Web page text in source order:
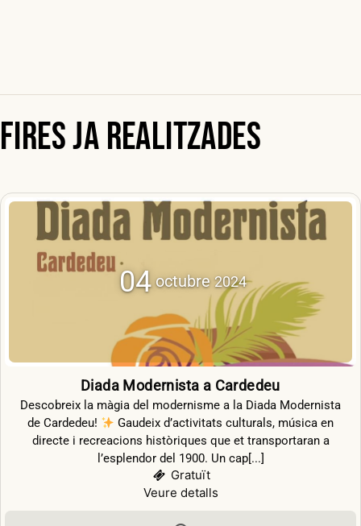
Fires ja realitzades
04 octubre 2024
Diada Modernista a Cardedeu
Descobreix la màgia del modernisme a la Diada Modernista
de Cardedeu!
Gaudeix d’activitats culturals, música en
directe i recreacions històriques que et transportaran a
l’esplendor del 1900. Un cap[...]
Gratuït
Veure detalls